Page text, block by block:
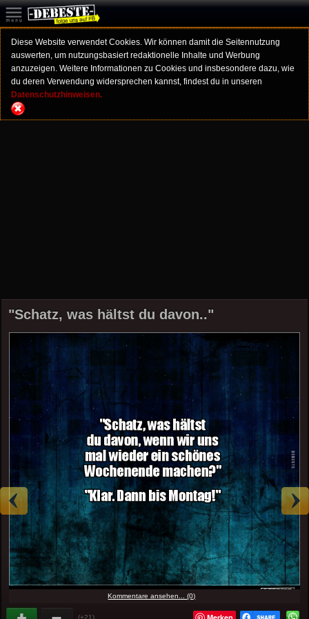
Diese Website verwendet Cookies. Wir können damit die Seitennutzung
auswerten, um nutzungsbasiert redaktionelle Inhalte und Werbung
anzuzeigen. Weitere Informationen zu Cookies und insbesondere dazu, wie
du deren Verwendung widersprechen kannst, findest du in unseren
Datenschutzhinweisen.
"Schatz, was hältst du davon.."
Kommentare ansehen... (0)
(+21)